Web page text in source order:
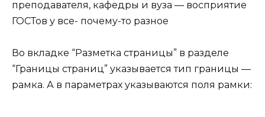
преподавателя, кафедры и вуза — восприятие
ГОСТов у все- почему-то разное
Во вкладке “Разметка страницы” в разделе
“Границы страниц” указывается тип границы —
рамка. А в параметрах указываются поля рамки: